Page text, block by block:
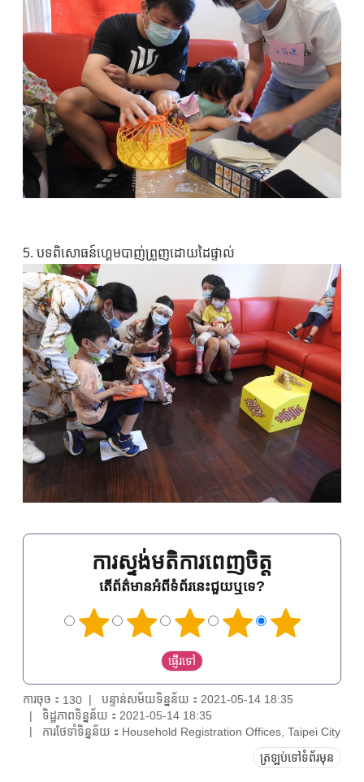
5. បទពិសោធន៍ហ្គេមបាញ់ព្រួញដោយដៃផ្ទាល់
ការស្ទង់មតិការពេញចិត្ត
តើព័ត៌មានអំពីទំព័រនេះជួយឬទេ?
ការចុច： 130
បន្ទាន់សម័យទិន្នន័យ：2021-05-14 18:35
ទិដ្ឋភាពទិន្នន័យ：2021-05-14 18:35
ការថែទាំទិន្នន័យ：Household Registration Offices, Taipei City
ត្រឡប់ទៅទំព័រមុន